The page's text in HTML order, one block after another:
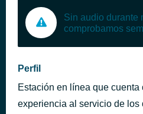
Sin audio durante
comprobamos
Perfil
Estación en línea que
experiencia al servicio de los